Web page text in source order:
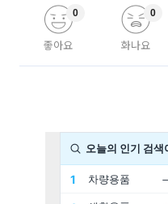
좋아요
0
화나요
0